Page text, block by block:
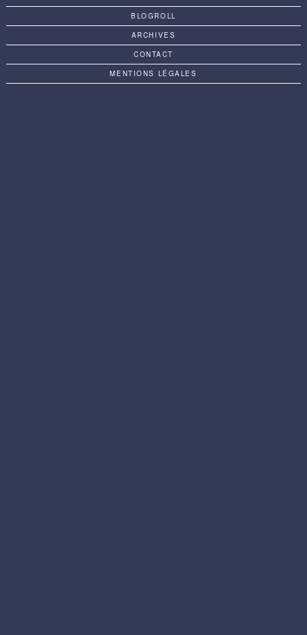
BLOGROLL
ARCHIVES
CONTACT
MENTIONS LÉGALES